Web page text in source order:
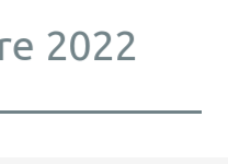
2022